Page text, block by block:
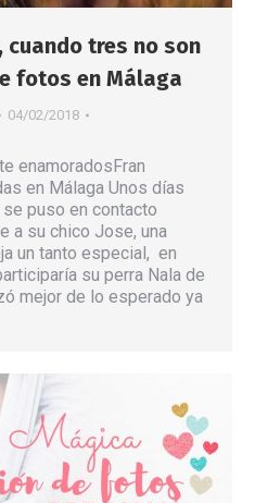
cuando tres no son
fotos en Málaga
04/02/2018
enamoradosFran
en Málaga Unos días
puso en contacto
a su chico Jose, una
un tanto especial, en
su perra Nala de
mejor de lo esperado ya